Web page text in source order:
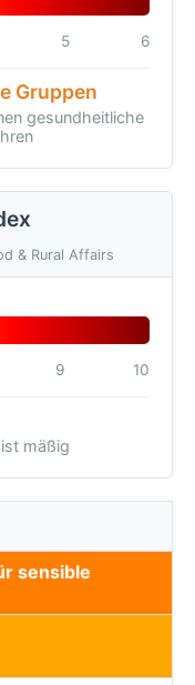
5 6
Gruppen
gesundheitliche
& Rural Affairs
9 10
mäßig
sensible